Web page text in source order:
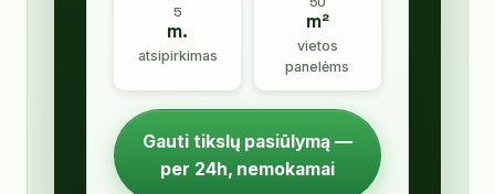
5
m.
atsipirkimas
m²
vietos
panelėms
Gauti tikslų pasiūlymą —
per 24h, nemokamai